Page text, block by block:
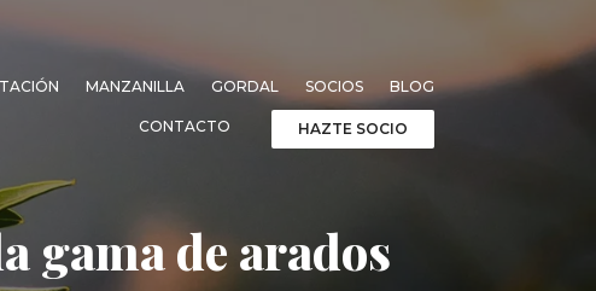
MANZANILLA GORDAL SOCIOS BLOG
CONTACTO HAZTE SOCIO
gama de arados